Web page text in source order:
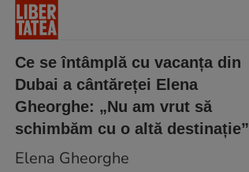
Ce se întâmplă cu vacanța din
Dubai a cântăreței Elena
Gheorghe: „Nu am vrut să
schimbăm cu o altă destinație”
Elena Gheorghe